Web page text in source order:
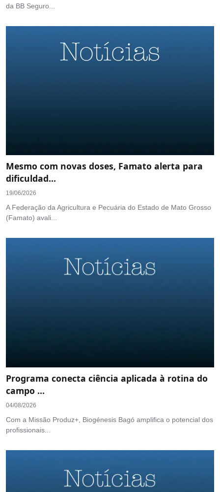
da BB Seguro...
Mesmo com novas doses, Famato alerta para
dificuldad...
19/06/2026
A Federação da Agricultura e Pecuária do Estado de Mato Grosso
(Famato) avali...
Programa conecta ciência aplicada à rotina do
campo ...
04/08/2026
Com a Missão Produz+, Biogénesis Bagó amplifica o potencial dos
profissionais...